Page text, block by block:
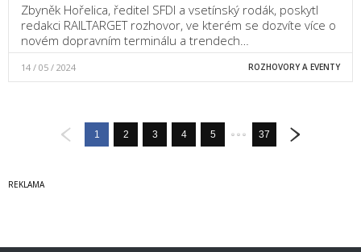
Zbyněk Hořelica, ředitel SFDI a vsetínský rodák, poskytl
redakci RAILTARGET rozhovor, ve kterém se dozvíte více o
novém dopravním terminálu a trendech…
14 / 05 / 2024 ROZHOVORY A EVENTY
1 2 3 4 5 37